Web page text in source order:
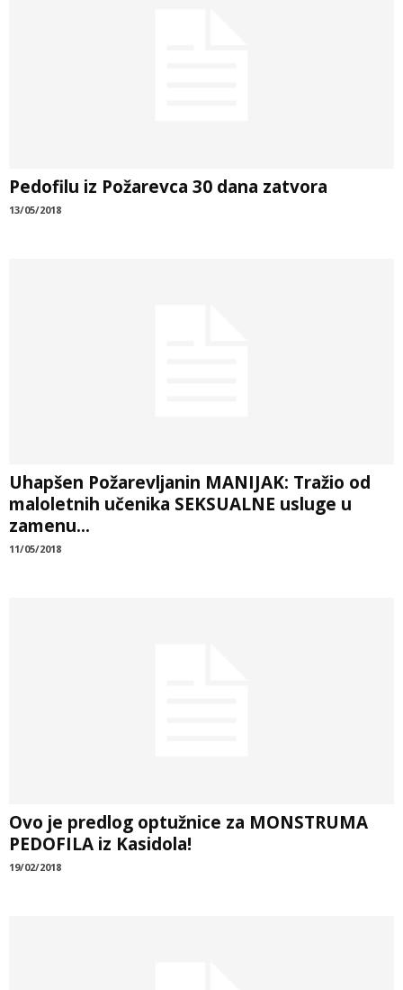
Pedofilu iz Požarevca 30 dana zatvora
13/05/2018
Uhapšen Požarevljanin MANIJAK: Tražio od
maloletnih učenika SEKSUALNE usluge u
zamenu...
11/05/2018
Ovo je predlog optužnice za MONSTRUMA
PEDOFILA iz Kasidola!
19/02/2018